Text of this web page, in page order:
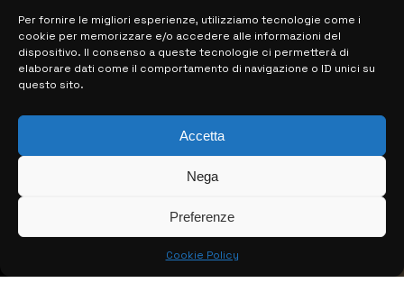
Per fornire le migliori esperienze, utilizziamo tecnologie come i
cookie per memorizzare e/o accedere alle informazioni del
dispositivo. Il consenso a queste tecnologie ci permetterà di
elaborare dati come il comportamento di navigazione o ID unici su
questo sito.
Accetta
Nega
Preferenze
Cookie Policy
MAPPA DEL SITO
> NOTIZIE